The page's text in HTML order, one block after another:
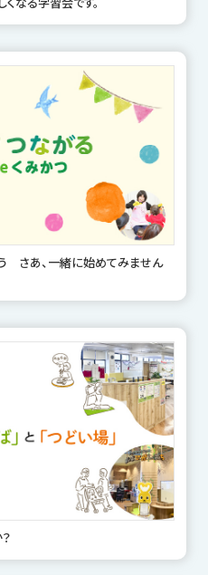
さあ、一緒に始めてみません